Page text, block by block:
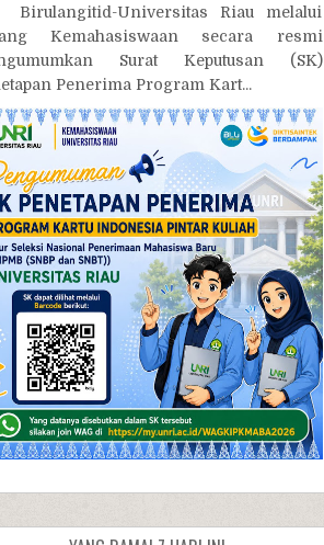
Universitas Riau melalui
Kemahasiswaan secara resmi
Surat Keputusan (SK)
Penerima Program Kart...